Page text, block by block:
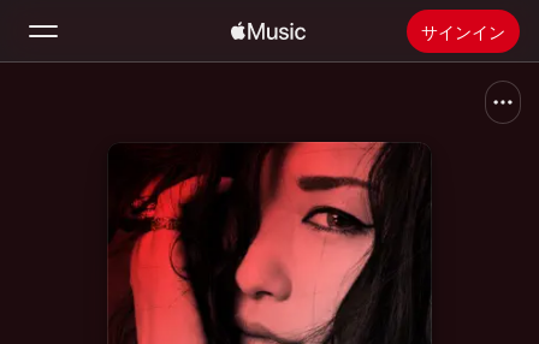
サインイン
新着おすすめ
Apple Musicをインストール